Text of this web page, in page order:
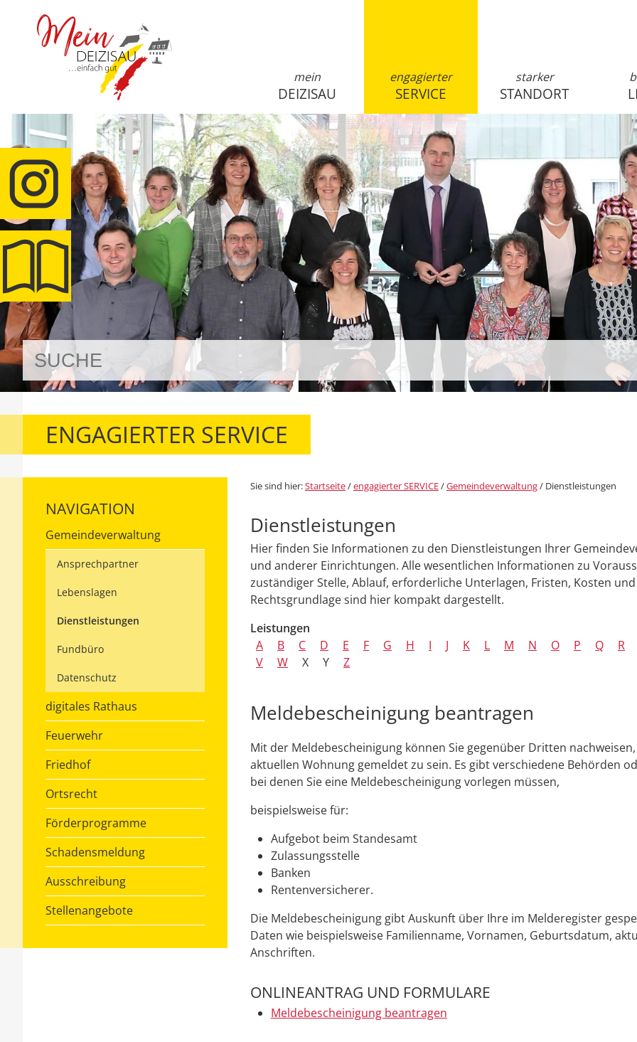
mein
DEIZISAU
engagierter
SERVICE
starker
STANDORT
ENGAGIERTER SERVICE
NAVIGATION
Gemeindeverwaltung
Ansprechpartner
Lebenslagen
Dienstleistungen
Fundbüro
Datenschutz
digitales Rathaus
Feuerwehr
Friedhof
Ortsrecht
Förderprogramme
Schadensmeldung
Ausschreibung
Stellenangebote
Sie sind hier:Startseite/engagierter SERVICE/Gemeindeverwaltung/ Dienstleistungen
Dienstleistungen
Hier finden Sie Informationen zu den Dienstleistungen Ihrer
und anderer Einrichtungen. Alle wesentlichen Informationen zu
zuständiger Stelle, Ablauf, erforderliche Unterlagen, Fristen, Kosten
Rechtsgrundlage sind hier kompakt dargestellt.
Leistungen
A
B C D E F G H I J K L M N O P Q
R
V
W X Y Z
Meldebescheinigung beantragen
Mit der Meldebescheinigung können Sie gegenüber Dritten
aktuellen Wohnung gemeldet zu sein. Es gibt verschiedene Behörden
bei denen Sie eine Meldebescheinigung vorlegen müssen,
beispielsweise für:
Aufgebot beim Standesamt
Zulassungsstelle
Banken
Rentenversicherer.
Die Meldebescheinigung gibt Auskunft über Ihre im Melderegister
Daten wie beispielsweise Familienname, Vornamen, Geburtsdatum,
Anschriften.
ONLINEANTRAG UND FORMULARE
Meldebescheinigung beantragen